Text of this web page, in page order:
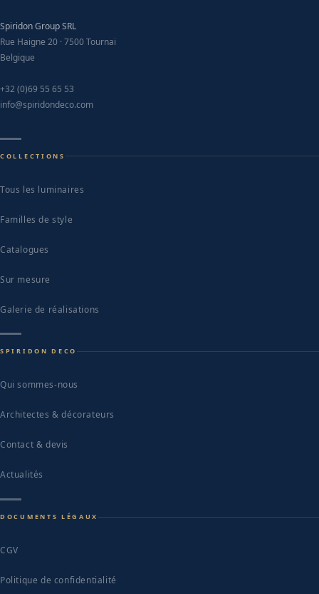
Spiridon Group SRL
Rue Haigne 20 · 7500 Tournai
Belgique
+32 (0)69 55 65 53
info@spiridondeco.com
COLLECTIONS
Tous les luminaires
Familles de style
Catalogues
Sur mesure
Galerie de réalisations
SPIRIDON DECO
Qui sommes-nous
Architectes & décorateurs
Contact & devis
Actualités
DOCUMENTS LÉGAUX
CGV
Politique de confidentialité